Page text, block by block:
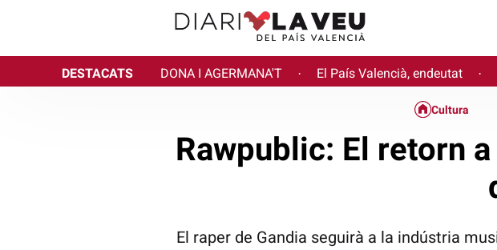
DESTACATS DONA I AGERMANA'T · El País Valencià, endeutat ·
Cultura
Rawpublic: El retorn
El raper de Gandia seguirà a la indústria